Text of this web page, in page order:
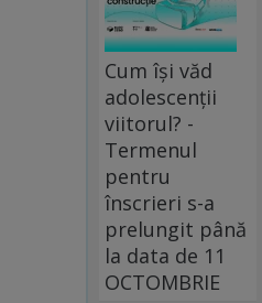
Cum își văd
adolescenții
viitorul? -
Termenul
pentru
înscrieri s-a
prelungit până
la data de 11
OCTOMBRIE